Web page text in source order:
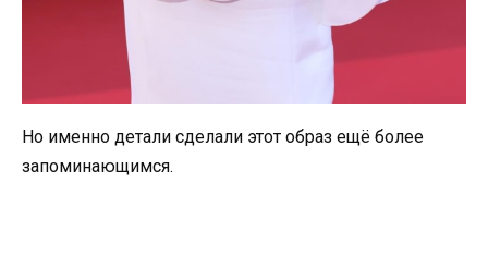
Но именно детали сделали этот образ ещё более
запоминающимся.